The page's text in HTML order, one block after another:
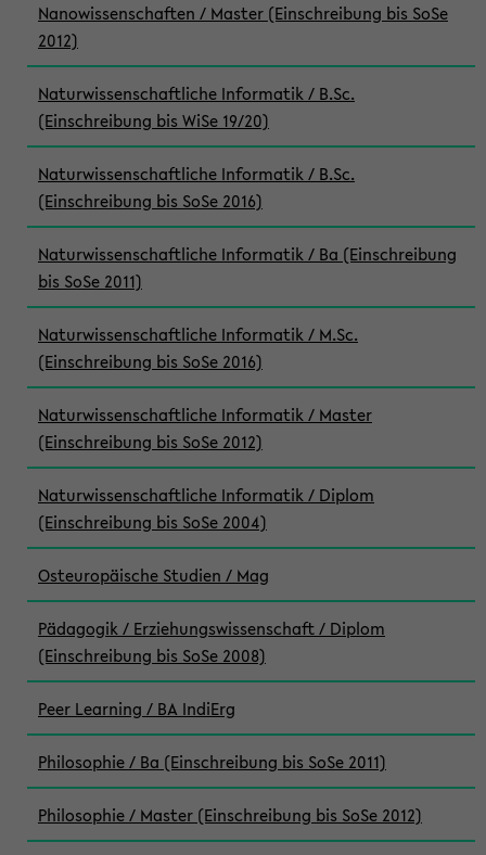
Nanowissenschaften / Master (Einschreibung bis SoSe
2012)
Naturwissenschaftliche Informatik / B.Sc.
(Einschreibung bis WiSe 19/20)
Naturwissenschaftliche Informatik / B.Sc.
(Einschreibung bis SoSe 2016)
Naturwissenschaftliche Informatik / Ba (Einschreibung
bis SoSe 2011)
Naturwissenschaftliche Informatik / M.Sc.
(Einschreibung bis SoSe 2016)
Naturwissenschaftliche Informatik / Master
(Einschreibung bis SoSe 2012)
Naturwissenschaftliche Informatik / Diplom
(Einschreibung bis SoSe 2004)
Osteuropäische Studien / Mag
Pädagogik / Erziehungswissenschaft / Diplom
(Einschreibung bis SoSe 2008)
Peer Learning / BA IndiErg
Philosophie / Ba (Einschreibung bis SoSe 2011)
Philosophie / Master (Einschreibung bis SoSe 2012)